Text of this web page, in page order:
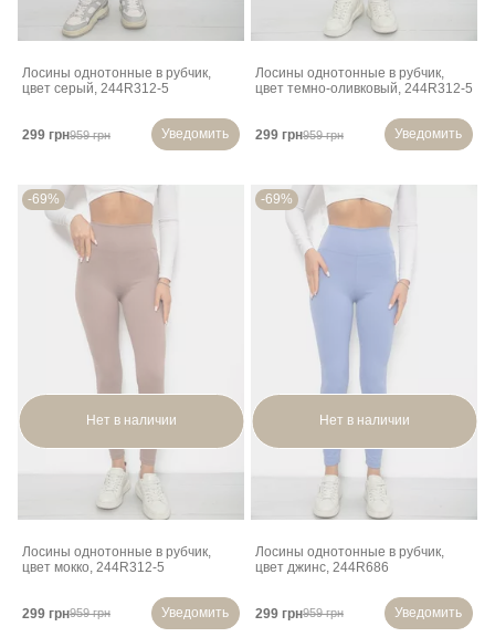
Лосины однотонные в рубчик,
цвет серый, 244R312-5
299 грн959 грн Уведомить
Лосины однотонные в рубчик,
цвет темно-оливковый, 244R312-5
299 грн959 грн Уведомить
-69%
Нет в наличии
Лосины однотонные в рубчик,
цвет мокко, 244R312-5
299 грн959 грн Уведомить
-69%
Нет в наличии
Лосины однотонные в рубчик,
цвет джинс, 244R686
299 грн959 грн Уведомить